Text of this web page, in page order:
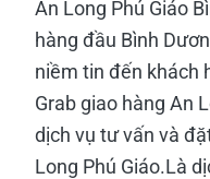
An Long Phú Giáo
hàng đầu Bình
niềm tin đến khách
Grab giao hàng An
dịch vụ tư vấn và
Long Phú Giáo.Là